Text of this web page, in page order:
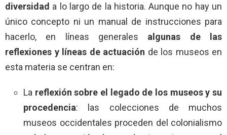
diversidad a lo largo de la historia. Aunque no hay un
único concepto ni un manual de instrucciones para
hacerlo, en líneas generales algunas de las
reflexiones y líneas de actuación de los museos en
esta materia se centran en:
La reflexión sobre el legado de los museos y su
procedencia: las colecciones de muchos
museos occidentales proceden del colonialismo